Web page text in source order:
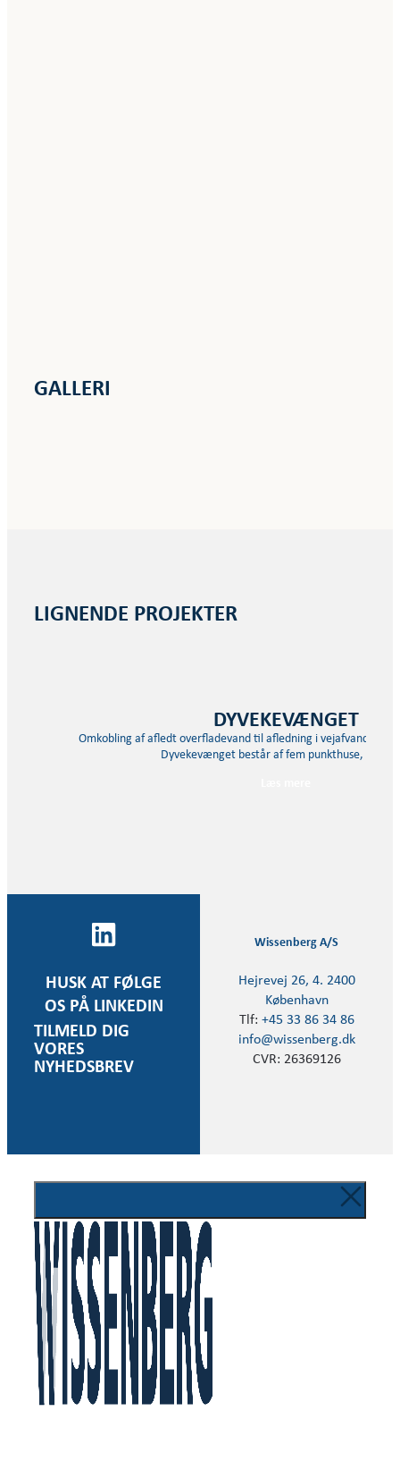
GALLERI
LIGNENDE PROJEKTER
DYVEKEVÆNGET
Omkobling af afledt overfladevand til afledning i
Dyvekevænget består af fem punkthuse,
HUSK AT FØLGE
OS PÅ LINKEDIN
TILMELD DIG
VORES
NYHEDSBREV
Wissenberg A/S
Hejrevej 26, 4. 2400
København
Tlf: +45 33 86 34 86
info@wissenberg.dk
CVR: 26369126